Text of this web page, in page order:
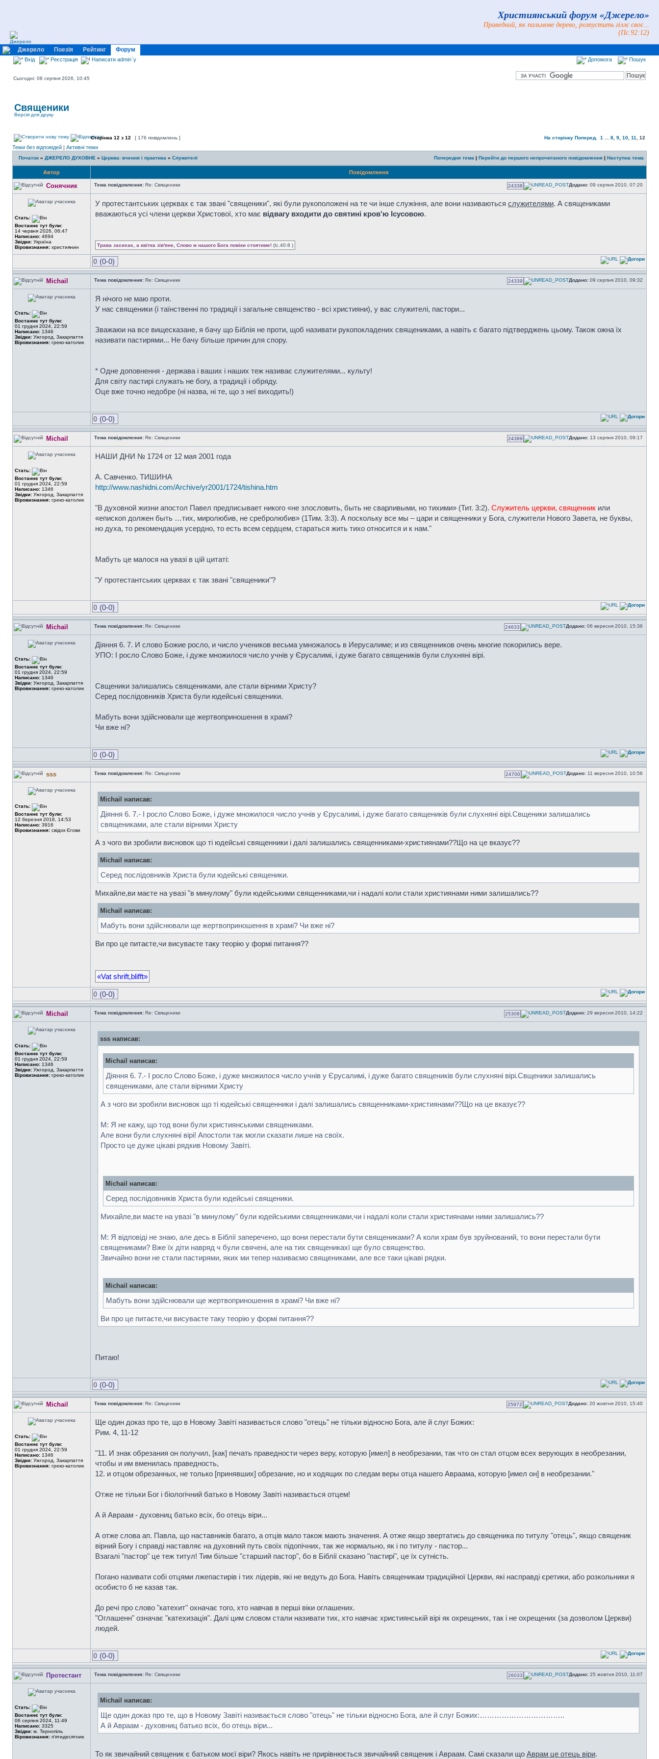
Християнський форум «Джерело»
Праведний, як пальмове дерево, розпустить гіллє своє...
(Пс.92:12)
Джерело Поезія Рейтинг Форум
Вхід Реєстрація Написати admin`у Допомога Пошук
Сьогодні: 08 серпня 2026, 10:45
Священики
Версія для друку
Сторінка 12 з 12 [ 176 повідомлень ] На сторінку Поперед. 1 8 9 10 11 12
Теми без відповідей | Активні теми
Початок » ДЖЕРЕЛО ДУХОВНЕ » Церква: вчення і практика » Служителі Попередня тема | Перейти до першого непрочитаного повідомлення | Наступна тема
Автор Повідомлення
Сонячник Тема повідомлення: Re: Священики 24338 Додано: 09 серпня 2010, 07:20
Стать:
Востаннє тут були:
14 червня 2026, 06:47
Написано: 4694
Звідки: Україна
Віровизнання: християнин
У протестантських церквах є так звані "священики", які були рукоположені на те чи інше служіння, але вони називаються служителями. А священиками
вважаються усі члени церкви Христової, хто має відвагу входити до святині кров'ю Ісусовою.
Трава засихає, а квітка зів'яне, Слово ж нашого Бога повіки стоятиме! (Іс.40:8 )
0 (0-0)
Michail Тема повідомлення: Re: Священики 24339 Додано: 09 серпня 2010, 09:32
Стать:
Востаннє тут були:
01 грудня 2024, 22:59
Написано: 1346
Звідки: Ужгород, Закарпаття
Віровизнання: греко-католик
Я нічого не маю проти.
У нас священики (і таїнственні по традиції і загальне священство - всі християни), у вас служителі, пастори...
Зважаюи на все вищесказане, я бачу що Біблія не проти, щоб називати рукопокладених священиками, а навіть є багато підтверджень цьому. Також ожна їх
називати пастирями... Не бачу більше причин для спору.
* Одне доповнення - держава і ваших і наших теж називає служителями... культу!
Для світу пастирі служать не богу, а традиції і обряду.
Оце вже точно недобре (ні назва, ні те, що з неї виходить!)
0 (0-0)
Michail Тема повідомлення: Re: Священики 24389 Додано: 13 серпня 2010, 09:17
Стать:
Востаннє тут були:
01 грудня 2024, 22:59
Написано: 1346
Звідки: Ужгород, Закарпаття
Віровизнання: греко-католик
НАШИ ДНИ № 1724 от 12 мая 2001 года
А. Савченко. ТИШИНА
http://www.nashidni.com/Archive/yr2001/1724/tishina.htm
"В духовной жизни апостол Павел предписывает никого «не злословить, быть не сварливыми, но тихими» (Тит. 3:2). Служитель церкви, священник или
«епископ должен быть …тих, миролюбив, не сребролюбив» (1Тим. 3:3). А поскольку все мы – цари и священники у Бога, служители Нового Завета, не буквы,
но духа, то рекомендация усердно, то есть всем сердцем, стараться жить тихо относится и к нам."
Мабуть це малося на увазі в цій цитаті:
"У протестантських церквах є так звані "священики"?
0 (0-0)
Michail Тема повідомлення: Re: Священики 24633 Додано: 06 вересня 2010, 15:36
Стать:
Востаннє тут були:
01 грудня 2024, 22:59
Написано: 1346
Звідки: Ужгород, Закарпаття
Віровизнання: греко-католик
Діяння 6. 7. И слово Божие росло, и число учеников весьма умножалось в Иерусалиме; и из священников очень многие покорились вере.
УПО: І росло Слово Боже, і дуже множилося число учнів у Єрусалимі, і дуже багато священиків були слухняні вірі.
Свщеники залишались священиками, але стали вірними Христу?
Серед послідовників Христа були юдейські священики.
Мабуть вони здійснювали ще жертвоприношення в храмі?
Чи вже ні?
0 (0-0)
sss Тема повідомлення: Re: Священики 24700 Додано: 11 вересня 2010, 10:56
Стать:
Востаннє тут були:
12 березня 2016, 14:53
Написано: 3916
Віровизнання: свідок Єгови
Michail написав:
Діяння 6. 7.- І росло Слово Боже, і дуже множилося число учнів у Єрусалимі, і дуже багато священиків були слухняні вірі.Свщеники залишались
священиками, але стали вірними Христу
А з чого ви зробили висновок що ті юдейські священники і далі залишались священниками-християнами??Що на це вказує??
Michail написав:
Серед послідовників Христа були юдейські священики.
Михайле,ви маєте на увазі "в минулому" були юдейськими священниками,чи і надалі коли стали християнами ними залишались??
Michail написав:
Мабуть вони здійснювали ще жертвоприношення в храмі? Чи вже ні?
Ви про це питаєте,чи висуваєте таку теорію у формі питання??
«Vat shrift,blifft»
0 (0-0)
Michail Тема повідомлення: Re: Священики 25308 Додано: 29 вересня 2010, 14:22
Стать:
Востаннє тут були:
01 грудня 2024, 22:59
Написано: 1346
Звідки: Ужгород, Закарпаття
Віровизнання: греко-католик
sss написав:
Michail написав:
Діяння 6. 7.- І росло Слово Боже, і дуже множилося число учнів у Єрусалимі, і дуже багато священиків були слухняні вірі.Свщеники залишались
священиками, але стали вірними Христу
А з чого ви зробили висновок що ті юдейські священники і далі залишались священниками-християнами??Що на це вказує??
М: Я не кажу, що тод вони були християнськими священиками.
Але вони були слухняні вірі! Апостоли так могли сказати лише на своїх.
Просто це дуже цікаві рядкив Новому Завіті.
Michail написав:
Серед послідовників Христа були юдейські священики.
Михайле,ви маєте на увазі "в минулому" були юдейськими священниками,чи і надалі коли стали християнами ними залишались??
М: Я відповіді не знаю, але десь в Біблії заперечено, що вони перестали бути священиками? А коли храм був зруйнований, то вони перестали бути
священиками? Вже їх діти навряд ч були свячені, але на тих священикахї ще було священство.
Звичайно вони не стали пастирями, яких ми тепер називаємо священиками, але все таки цікаві рядки.
Michail написав:
Мабуть вони здійснювали ще жертвоприношення в храмі? Чи вже ні?
Ви про це питаєте,чи висуваєте таку теорію у формі питання??
Питаю!
0 (0-0)
Michail Тема повідомлення: Re: Священики 25972 Додано: 20 жовтня 2010, 15:40
Стать:
Востаннє тут були:
01 грудня 2024, 22:59
Написано: 1346
Звідки: Ужгород, Закарпаття
Віровизнання: греко-католик
Ще один доказ про те, що в Новому Завіті називається слово "отець" не тільки відносно Бога, але й слуг Божих:
Рим. 4, 11-12
"11. И знак обрезания он получил, [как] печать праведности через веру, которую [имел] в необрезании, так что он стал отцом всех верующих в необрезании,
чтобы и им вменилась праведность,
12. и отцом обрезанных, не только [принявших] обрезание, но и ходящих по следам веры отца нашего Авраама, которую [имел он] в необрезании."
Отже не тільки Бог і біологічний батько в Новому Завіті називається отцем!
А й Авраам - духовниц батько всіх, бо отець віри...
А отже слова ап. Павла, що наставників багато, а отців мало також мають значення. А отже якщо звертатись до священика по титулу "отець", якщо священик
вірний Богу і справді наставляє на духовний путь своїх підопічних, так же нормально, як і по титулу - пастор...
Взагалі "пастор" це теж титул! Тим більше "старший пастор", бо в Біблії сказано "пастирі", це їх сутність.
Погано називати собі отцями лжепастирів і тих лідерів, які не ведуть до Бога. Навіть священикам традиційної Церкви, які насправді єретики, або розкольники я
особисто б не казав так.
До речі про слово "катехит" охначає того, хто навчав в перші віки оглашених.
"Оглашенн" означає "катехизація". Далі цим словом стали називати тих, хто навчає християнській вірі як охрещених, так і не охрещених (за дозволом Церкви)
людей.
0 (0-0)
Протестант Тема повідомлення: Re: Священики 26033 Додано: 25 жовтня 2010, 11:07
Стать:
Востаннє тут були:
06 серпня 2024, 11:49
Написано: 3325
Звідки: м. Тернопіль
Віровизнання: п'ятидесятник
Michail написав:
Ще один доказ про те, що в Новому Завіті називається слово "отець" не тільки відносно Бога, але й слуг Божих:……………………………..
А й Авраам - духовниц батько всіх, бо отець віри...
То як звичайний священик є батьком моєї віри? Якось навіть не прирівнюється звичайний священик і Авраам. Самі сказали що Аврам це отець віри.